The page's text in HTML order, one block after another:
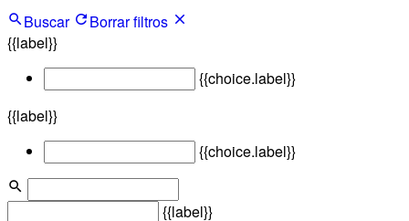
Buscar
Borrar filtros
{{label}}
{{choice.label}}
{{label}}
{{choice.label}}
{{label}}